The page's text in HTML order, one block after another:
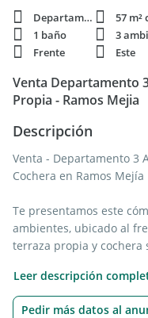
Departamento 57 m²
1 baño
3
Frente
Este
Venta Departamento
Propia - Ramos Mejia
Descripción
Venta - Departamento 3
Cochera en Ramos Mejía
Te presentamos este
ambientes, ubicado al
terraza propia y cochera
Características
Leer descripción
Pedir más datos al